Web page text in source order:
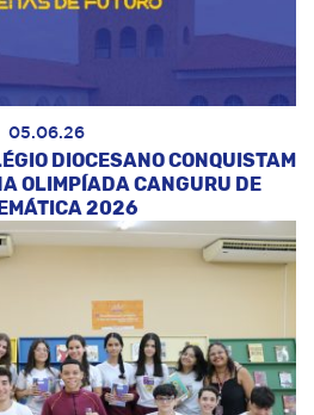
05.06.26
DIOCESANO CONQUISTAM
OLIMPÍADA CANGURU DE
2026